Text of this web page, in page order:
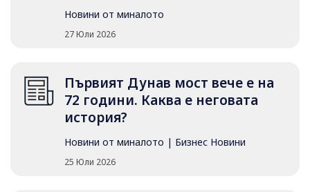
Новини от миналото
27 Юли 2026
Първият Дунав мост вече е на
72 години. Каква е неговата
история?
Новини от миналото | Бизнес Новини
25 Юли 2026